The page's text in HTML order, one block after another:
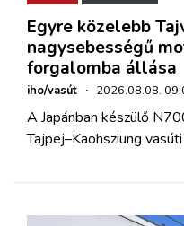
Egyre közelebb
nagysebességű
forgalomba állása
iho/vasút · 2026.08.08.
A Japánban készülő
Tajpej–Kaohsziung